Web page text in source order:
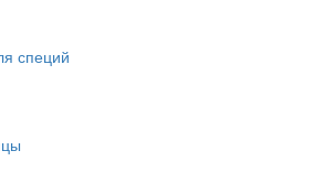
специй